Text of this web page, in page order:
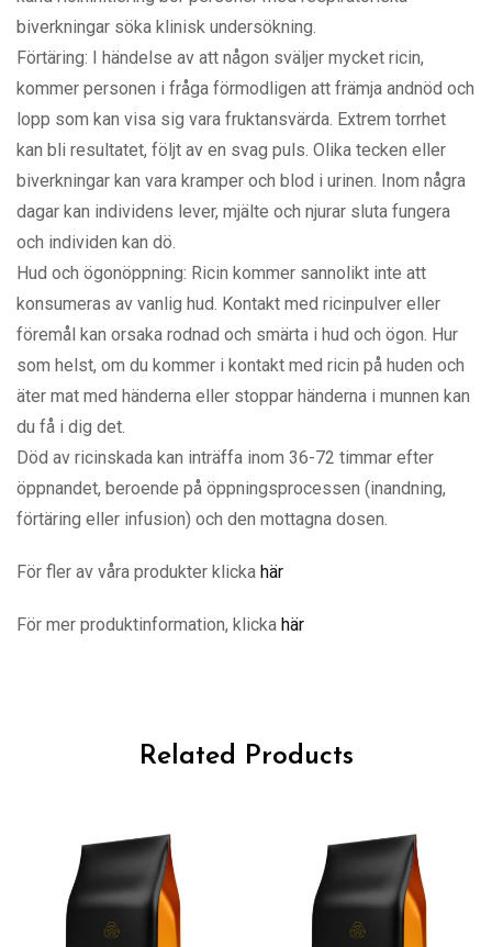
biverkningar söka klinisk undersökning.
Förtäring: I händelse av att någon sväljer mycket ricin,
kommer personen i fråga förmodligen att främja andnöd och
lopp som kan visa sig vara fruktansvärda. Extrem torrhet
kan bli resultatet, följt av en svag puls. Olika tecken eller
biverkningar kan vara kramper och blod i urinen. Inom några
dagar kan individens lever, mjälte och njurar sluta fungera
och individen kan dö.
Hud och ögonöppning: Ricin kommer sannolikt inte att
konsumeras av vanlig hud. Kontakt med ricinpulver eller
föremål kan orsaka rodnad och smärta i hud och ögon. Hur
som helst, om du kommer i kontakt med ricin på huden och
äter mat med händerna eller stoppar händerna i munnen kan
du få i dig det.
Död av ricinskada kan inträffa inom 36-72 timmar efter
öppnandet, beroende på öppningsprocessen (inandning,
förtäring eller infusion) och den mottagna dosen.
För fler av våra produkter klicka här
För mer produktinformation, klicka här
Related Products